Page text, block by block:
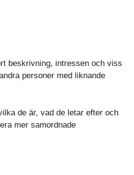
beskrivning, intressen och viss
personer med liknande
de är, vad de letar efter och
mer samordnade